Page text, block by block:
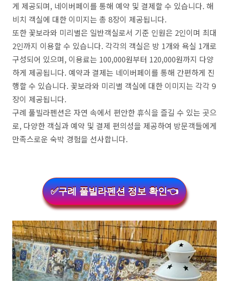
게 제공되며, 네이버페이를 통해 예약 및 결제할 수 있습니다. 해
비치 객실에 대한 이미지는 총 8장이 제공됩니다.
또한 꽃보라와 미리별은 일반객실로서 기준 인원은 2인이며 최대
2인까지 이용할 수 있습니다. 각각의 객실은 방 1개와 욕실 1개로
구성되어 있으며, 이용료는 100,000원부터 120,000원까지 다양
하게 제공됩니다. 예약과 결제는 네이버페이를 통해 간편하게 진
행할 수 있습니다. 꽃보라와 미리별 객실에 대한 이미지는 각각 9
장이 제공됩니다.
구례 풀빌라펜션은 자연 속에서 편안한 휴식을 즐길 수 있는 곳으
로, 다양한 객실과 예약 및 결제 편의성을 제공하여 방문객들에게
만족스로운 숙박 경험을 선사합니다.
✅구례 풀빌라펜션 정보 확인👈